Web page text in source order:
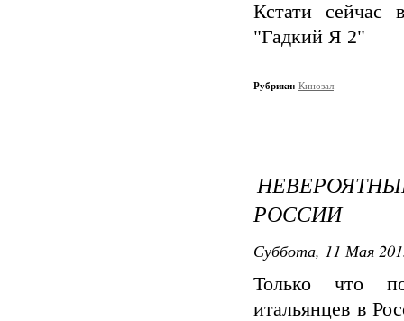
Кстати сейчас
"Гадкий Я 2"
Рубрики: Кинозал
РОССИИ
Суббота, 11 Мая
Только что
итальянцев в